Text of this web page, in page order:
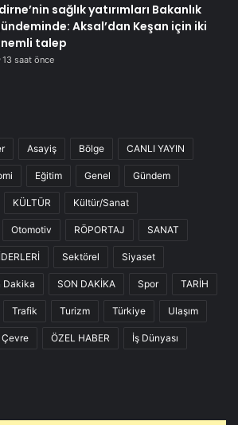
sağlık yatırımları Bakanlık
Aksal’dan Keşan için iki
talep
13 saat önce
Asayiş Bölge CANLI YAYIN
Eğitim Genel Gündem
KÜLTÜR Kültür/Sanat
Otomotiv RÖPORTAJ SANAT
Sektörel Siyaset
Dakika SON DAKİKA Spor TARİH
Trafik Turizm Türkiye Ulaşım
Çevre ÖZEL HABER İş Dünyası